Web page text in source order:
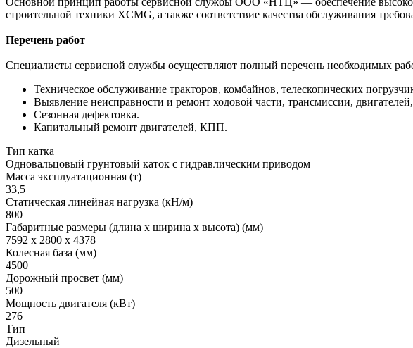
строительной техники XCMG, а также соответствие качества обслуживания
Перечень работ
Специалисты сервисной службы осуществляют полный перечень необходимых
Техническое обслуживание тракторов, комбайнов, телескопических
Выявление неисправности и ремонт ходовой части, трансмиссии,
Сезонная дефектовка.
Капитальный ремонт двигателей, КПП.
Тип катка
Одновальцовый грунтовый каток с гидравлическим приводом
Масса эксплуатационная (т)
33,5
Статическая линейная нагрузка (кН/м)
800
Габаритные размеры (длина х ширина х высота) (мм)
7592 х 2800 х 4378
Колесная база (мм)
4500
Дорожный просвет (мм)
500
Мощность двигателя (кВт)
276
Тип
Дизельный